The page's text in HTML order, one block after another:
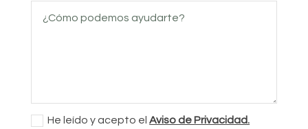
He leído y acepto elAviso de Privacidad.